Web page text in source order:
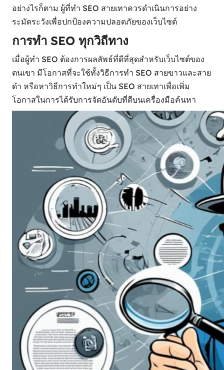
อย่างไรก็ตาม ผู้ที่ทำ SEO สายเทาควรดำเนินการอย่าง
ระมัดระวังเพื่อปกป้องความปลอดภัยของเว็บไซต์
การทำ SEO ทุกวิถีทาง
เมื่อผู้ทำ SEO ต้องการผลลัพธ์ที่ดีที่สุดสำหรับเว็บไซต์ของ
ตนเขา มีโอกาสที่จะใช้ทั้งวิธีการทำ SEO สายขาวและสาย
ดำ หรือหาวิธีการทำใหม่ๆ เป็น SEO สายเทาเพื่อเพิ่ม
โอกาสในการได้รับการจัดอันดับที่ดีบนเครื่องมือค้นหา